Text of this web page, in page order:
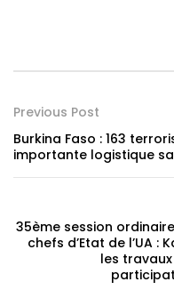
Previous Post
Burkina Faso : 163
importante logistique
35ème session
chefs d’Etat de l’UA :
les